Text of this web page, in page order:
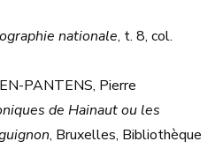
nationale, t. 8, col.
PANTENS, Pierre
de Hainaut ou les
, Bruxelles, Bibliothèque